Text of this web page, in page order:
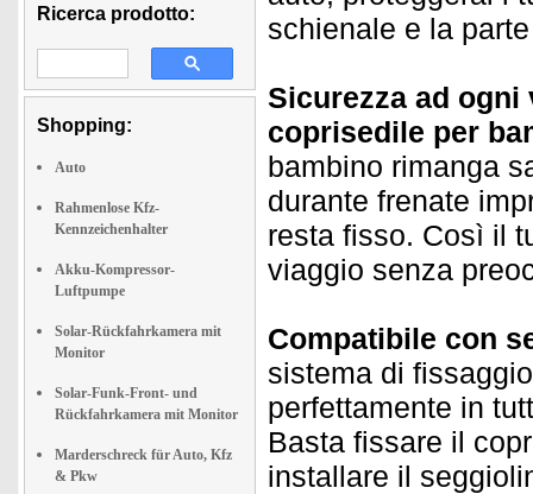
Ricerca prodotto:
Shopping:
Auto
Rahmenlose Kfz-
Kennzeichenhalter
Akku-Kompressor-
Luftpumpe
Solar-Rückfahrkamera mit
Monitor
Solar-Funk-Front- und
Rückfahrkamera mit Monitor
Marderschreck für Auto, Kfz
& Pkw
schienale e la
Sicurezza ad
coprisedile per
bambino rimanga
durante frenate
resta fisso. Così il
viaggio senza
Compatibile con
sistema di
perfettamente in
Basta fissare il
installare il